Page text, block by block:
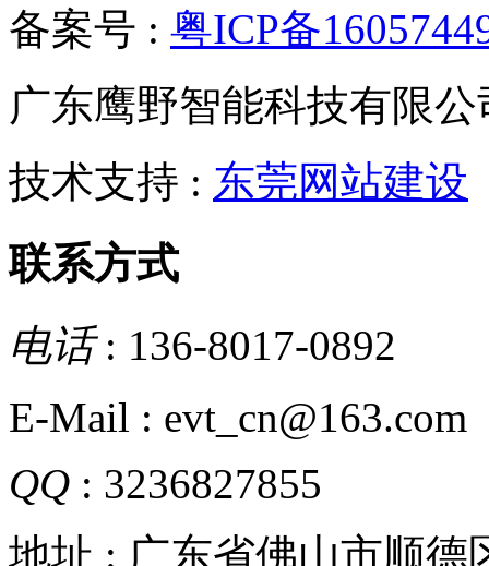
备案号 : 粤ICP备
广东鹰野智能科技有限
技术支持 : 东莞网站建设
联系方式
电话: 136-8017-0892
E-Mail : evt_cn@163.com
QQ : 3236827855
地址 : 广东省佛山市顺德